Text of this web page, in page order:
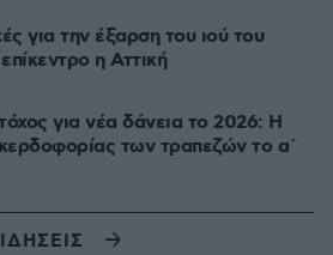
για την έξαρση του ιού του
η Αττική
για νέα δάνεια το 2026: Η
των τραπεζών το α΄